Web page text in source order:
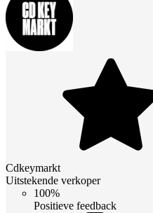
Cdkeymarkt
Uitstekende verkoper
100%
Positieve feedback